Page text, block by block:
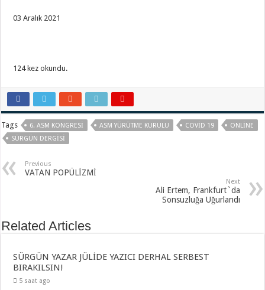
03 Aralık 2021
124 kez okundu.
Tags 6. ASM KONGRESI ASM YÜRÜTME KURULU COVID 19
ONLINE
SÜRGÜN DERGISI
Previous
VATAN POPÜLİZMİ
Next
Ali Ertem, Frankfurt`da
Sonsuzluğa Uğurlandı
Related Articles
SÜRGÜN YAZAR JÜLİDE YAZICI DERHAL SERBEST
BIRAKILSIN!
5 saat ago